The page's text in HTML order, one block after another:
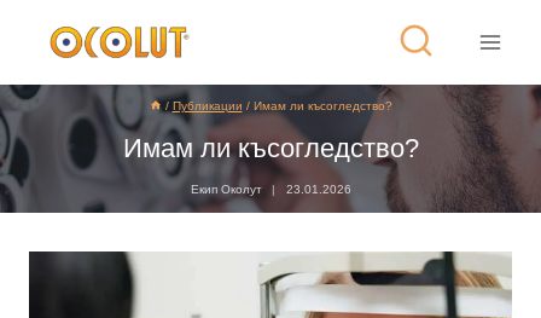
/ Публикации / Имам ли късогледство?
Имам ли късогледство?
Екип Околут 23.01.2026